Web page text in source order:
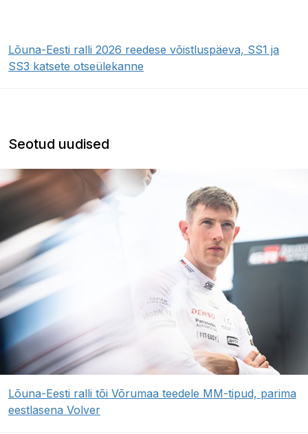
Lõuna-Eesti ralli 2026 reedese võistluspäeva, SS1 ja
SS3 katsete otseülekanne
Seotud uudised
Lõuna-Eesti ralli tõi Võrumaa teedele MM-tipud, parima
eestlasena Volver